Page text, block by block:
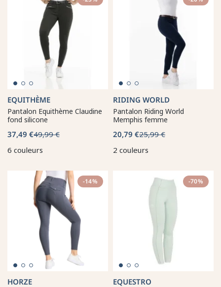
EQUITHÈME
Pantalon Equithème Claudine
fond silicone
37,49 €49,99 €
6 couleurs
RIDING WORLD
Pantalon Riding World
Memphis femme
20,79 €25,99 €
2 couleurs
-14%
HORZE
-70%
EQUESTRO